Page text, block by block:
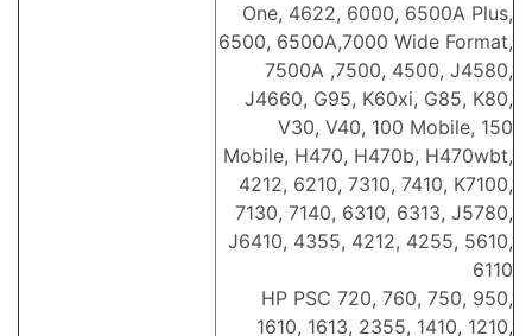
One, 4622, 6000, 6500A Plus,
6500, 6500A,7000 Wide Format,
7500A ,7500, 4500, J4580,
J4660, G95, K60xi, G85, K80,
V30, V40, 100 Mobile, 150
Mobile, H470, H470b, H470wbt,
4212, 6210, 7310, 7410, K7100,
7130, 7140, 6310, 6313, J5780,
J6410, 4355, 4212, 4255, 5610,
6110
HP PSC 720, 760, 750, 950,
1610, 1613, 2355, 1410, 1210,